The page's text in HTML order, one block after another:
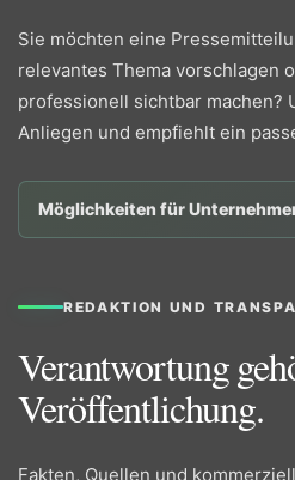
Sie möchten eine
relevantes Thema vorschlagen
professionell sichtbar machen?
Anliegen und empfiehlt ein
Möglichkeiten für
REDAKTION UND
Verantwortung
Veröffentlichung.
Fakten, Quellen und